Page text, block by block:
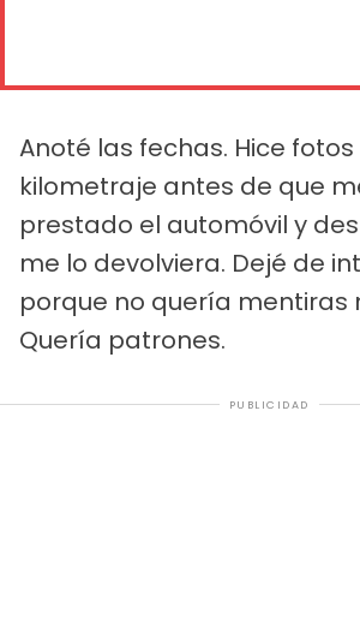
Anoté las fechas. Hice
kilometraje antes de que
prestado el automóvil y
me lo devolviera. Dejé de
porque no quería mentiras
Quería patrones.
PUBLICIDAD